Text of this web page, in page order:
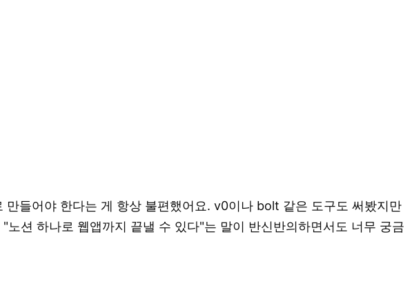
들어야 한다는 게 항상 불편했어요. v0이나 bolt 같은 도구도 써봤지만
션 하나로 웹앱까지 끝낼 수 있다"는 말이 반신반의하면서도 너무 궁금